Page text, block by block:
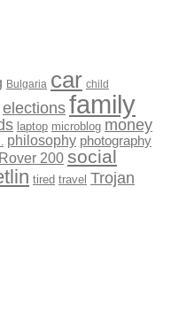
Bulgaria car child
elections family
laptop microblog money
philosophy photography
Rover 200 social
tired travel Trojan